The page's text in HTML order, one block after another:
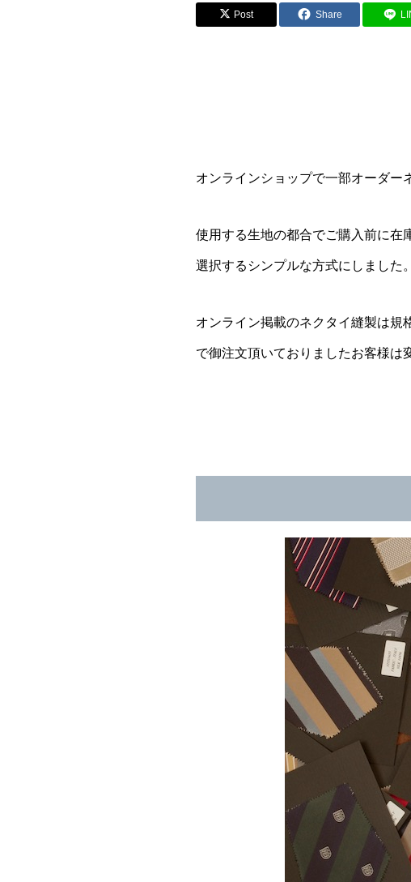
Post Share
オンラインショップで一部オーダー
使用する生地の都合でご購入前に在
選択するシンプルな方式にしました。
オンライン掲載のネクタイ縫製は規
で御注文頂いておりましたお客様は